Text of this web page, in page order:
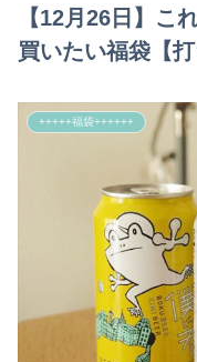
【12月26日】こ
買いたい福袋【打
+++++福袋++++++